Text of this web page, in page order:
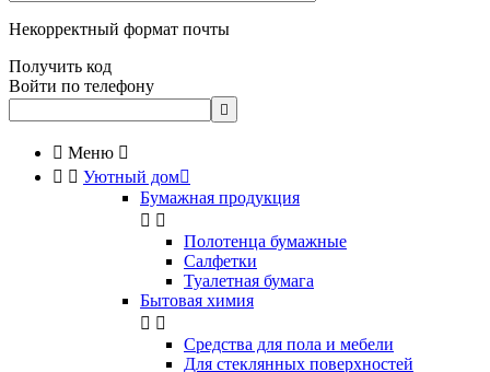
Некорректный формат почты
Получить код
Войти по телефону

 Меню 
  Уютный дом
Бумажная продукция
 
Полотенца бумажные
Салфетки
Туалетная бумага
Бытовая химия
 
Cредства для пола и мебели
Для стеклянных поверхностей